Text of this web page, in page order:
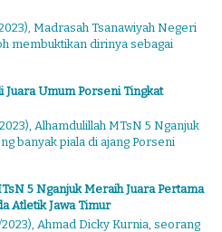
Madrasah Tsanawiyah Negeri
membuktikan dirinya sebagai
Juara Umum Porseni Tingkat
Alhamdulillah MTsN 5 Nganjuk
banyak piala di ajang Porseni
5 Nganjuk Meraih Juara Pertama
Atletik Jawa Timur
Ahmad Dicky Kurnia, seorang